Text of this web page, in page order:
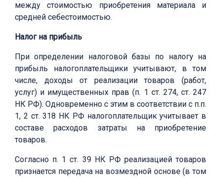
между стоимостью приобретения материала и
средней себестоимостью.
Налог на прибыль
При определении налоговой базы по налогу на
прибыль налогоплательщики учитывают, в том
числе, доходы от реализации товаров (работ,
услуг) и имущественных прав (п. 1 ст. 274, ст. 247
НК РФ). Одновременно с этим в соответствии с п.п.
1, 2 ст. 318 НК РФ налогоплательщик учитывает в
составе расходов затраты на приобретение
товаров.
Согласно п. 1 ст. 39 НК РФ реализацией товаров
признается передача на возмездной основе (в том